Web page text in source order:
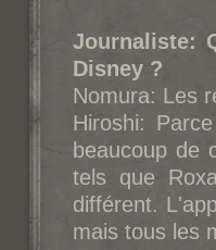
Journaliste:
Disney ?
Nomura: Les
Hiroshi:
beaucoup de
tels que
différent.
mais tous les